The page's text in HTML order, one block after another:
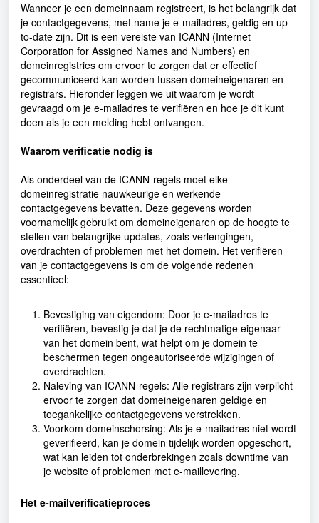
Wanneer je een domeinnaam registreert, is het belangrijk dat
je contactgegevens, met name je e-mailadres, geldig en up-
to-date zijn. Dit is een vereiste van ICANN (Internet
Corporation for Assigned Names and Numbers) en
domeinregistries om ervoor te zorgen dat er effectief
gecommuniceerd kan worden tussen domeineigenaren en
registrars. Hieronder leggen we uit waarom je wordt
gevraagd om je e-mailadres te verifiëren en hoe je dit kunt
doen als je een melding hebt ontvangen.
Waarom verificatie nodig is
Als onderdeel van de ICANN-regels moet elke
domeinregistratie nauwkeurige en werkende
contactgegevens bevatten. Deze gegevens worden
voornamelijk gebruikt om domeineigenaren op de hoogte te
stellen van belangrijke updates, zoals verlengingen,
overdrachten of problemen met het domein. Het verifiëren
van je contactgegevens is om de volgende redenen
essentieel:
Bevestiging van eigendom: Door je e-mailadres te
verifiëren, bevestig je dat je de rechtmatige eigenaar
van het domein bent, wat helpt om je domein te
beschermen tegen ongeautoriseerde wijzigingen of
overdrachten.
Naleving van ICANN-regels: Alle registrars zijn verplicht
ervoor te zorgen dat domeineigenaren geldige en
toegankelijke contactgegevens verstrekken.
Voorkom domeinschorsing: Als je e-mailadres niet wordt
geverifieerd, kan je domein tijdelijk worden opgeschort,
wat kan leiden tot onderbrekingen zoals downtime van
je website of problemen met e-maillevering.
Het e-mailverificatieproces